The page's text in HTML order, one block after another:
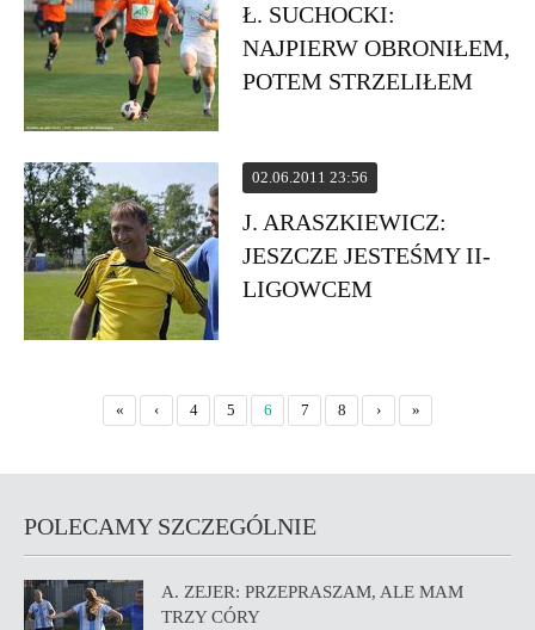
Ł. SUCHOCKI:
NAJPIERW OBRONIŁEM,
POTEM STRZELIŁEM
02.06.2011 23:56
J. ARASZKIEWICZ:
JESZCZE JESTEŚMY II-
LIGOWCEM
« ‹ 4 5 6 7 8 › »
POLECAMY SZCZEGÓLNIE
A. ZEJER: PRZEPRASZAM, ALE MAM
TRZY CÓRY